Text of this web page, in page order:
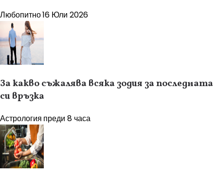
Любопитно16 Юли 2026
За какво съжалява всяка зодия за последната
си връзка
Астрология преди 8 часа